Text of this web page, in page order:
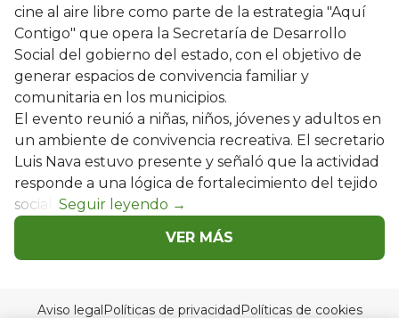
cine al aire libre como parte de la estrategia "Aquí
Contigo" que opera la Secretaría de Desarrollo
Social del gobierno del estado, con el objetivo de
generar espacios de convivencia familiar y
comunitaria en los municipios.
El evento reunió a niñas, niños, jóvenes y adultos en
un ambiente de convivencia recreativa. El secretario
Luis Nava estuvo presente y señaló que la actividad
responde a una lógica de fortalecimiento del tejido
social:
VER MÁS
Aviso legalPolíticas de privacidadPolíticas de cookies